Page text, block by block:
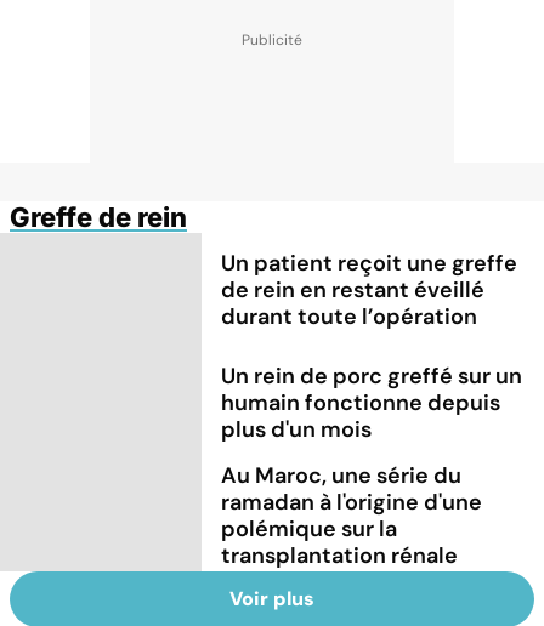
Greffe de rein
Un patient reçoit une greffe
de rein en restant éveillé
durant toute l’opération
Un rein de porc greffé sur un
humain fonctionne depuis
plus d'un mois
Au Maroc, une série du
ramadan à l'origine d'une
polémique sur la
transplantation rénale
Voir plus